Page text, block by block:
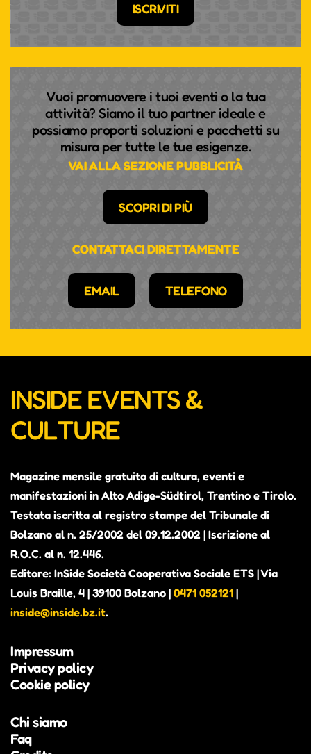
ISCRIVITI
Vuoi promuovere i tuoi eventi o la tua
attività? Siamo il tuo partner ideale e
possiamo proporti soluzioni e pacchetti su
misura per tutte le tue esigenze.
VAI ALLA SEZIONE PUBBLICITÀ
SCOPRI DI PIÙ
CONTATTACI DIRETTAMENTE
EMAIL TELEFONO
INSIDE EVENTS &
CULTURE
Magazine mensile gratuito di cultura, eventi e
manifestazioni in Alto Adige-Südtirol, Trentino e Tirolo.
Testata iscritta al registro stampe del Tribunale di
Bolzano al n. 25/2002 del 09.12.2002 | Iscrizione al
R.O.C. al n. 12.446.
Editore: InSide Società Cooperativa Sociale ETS | Via
Louis Braille, 4 | 39100 Bolzano | 0471 052121 |
inside@inside.bz.it.
Impressum
Privacy policy
Cookie policy
Chi siamo
Faq